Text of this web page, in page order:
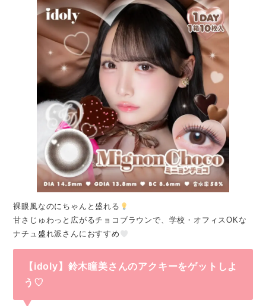
裸眼風なのにちゃんと盛れる
甘さじゅわっと広がるチョコブラウンで、学校・オフィスOKな
ナチュ盛れ派さんにおすすめ
【idoly】鈴木瞳美さんのアクキーをゲットしよ
う♡